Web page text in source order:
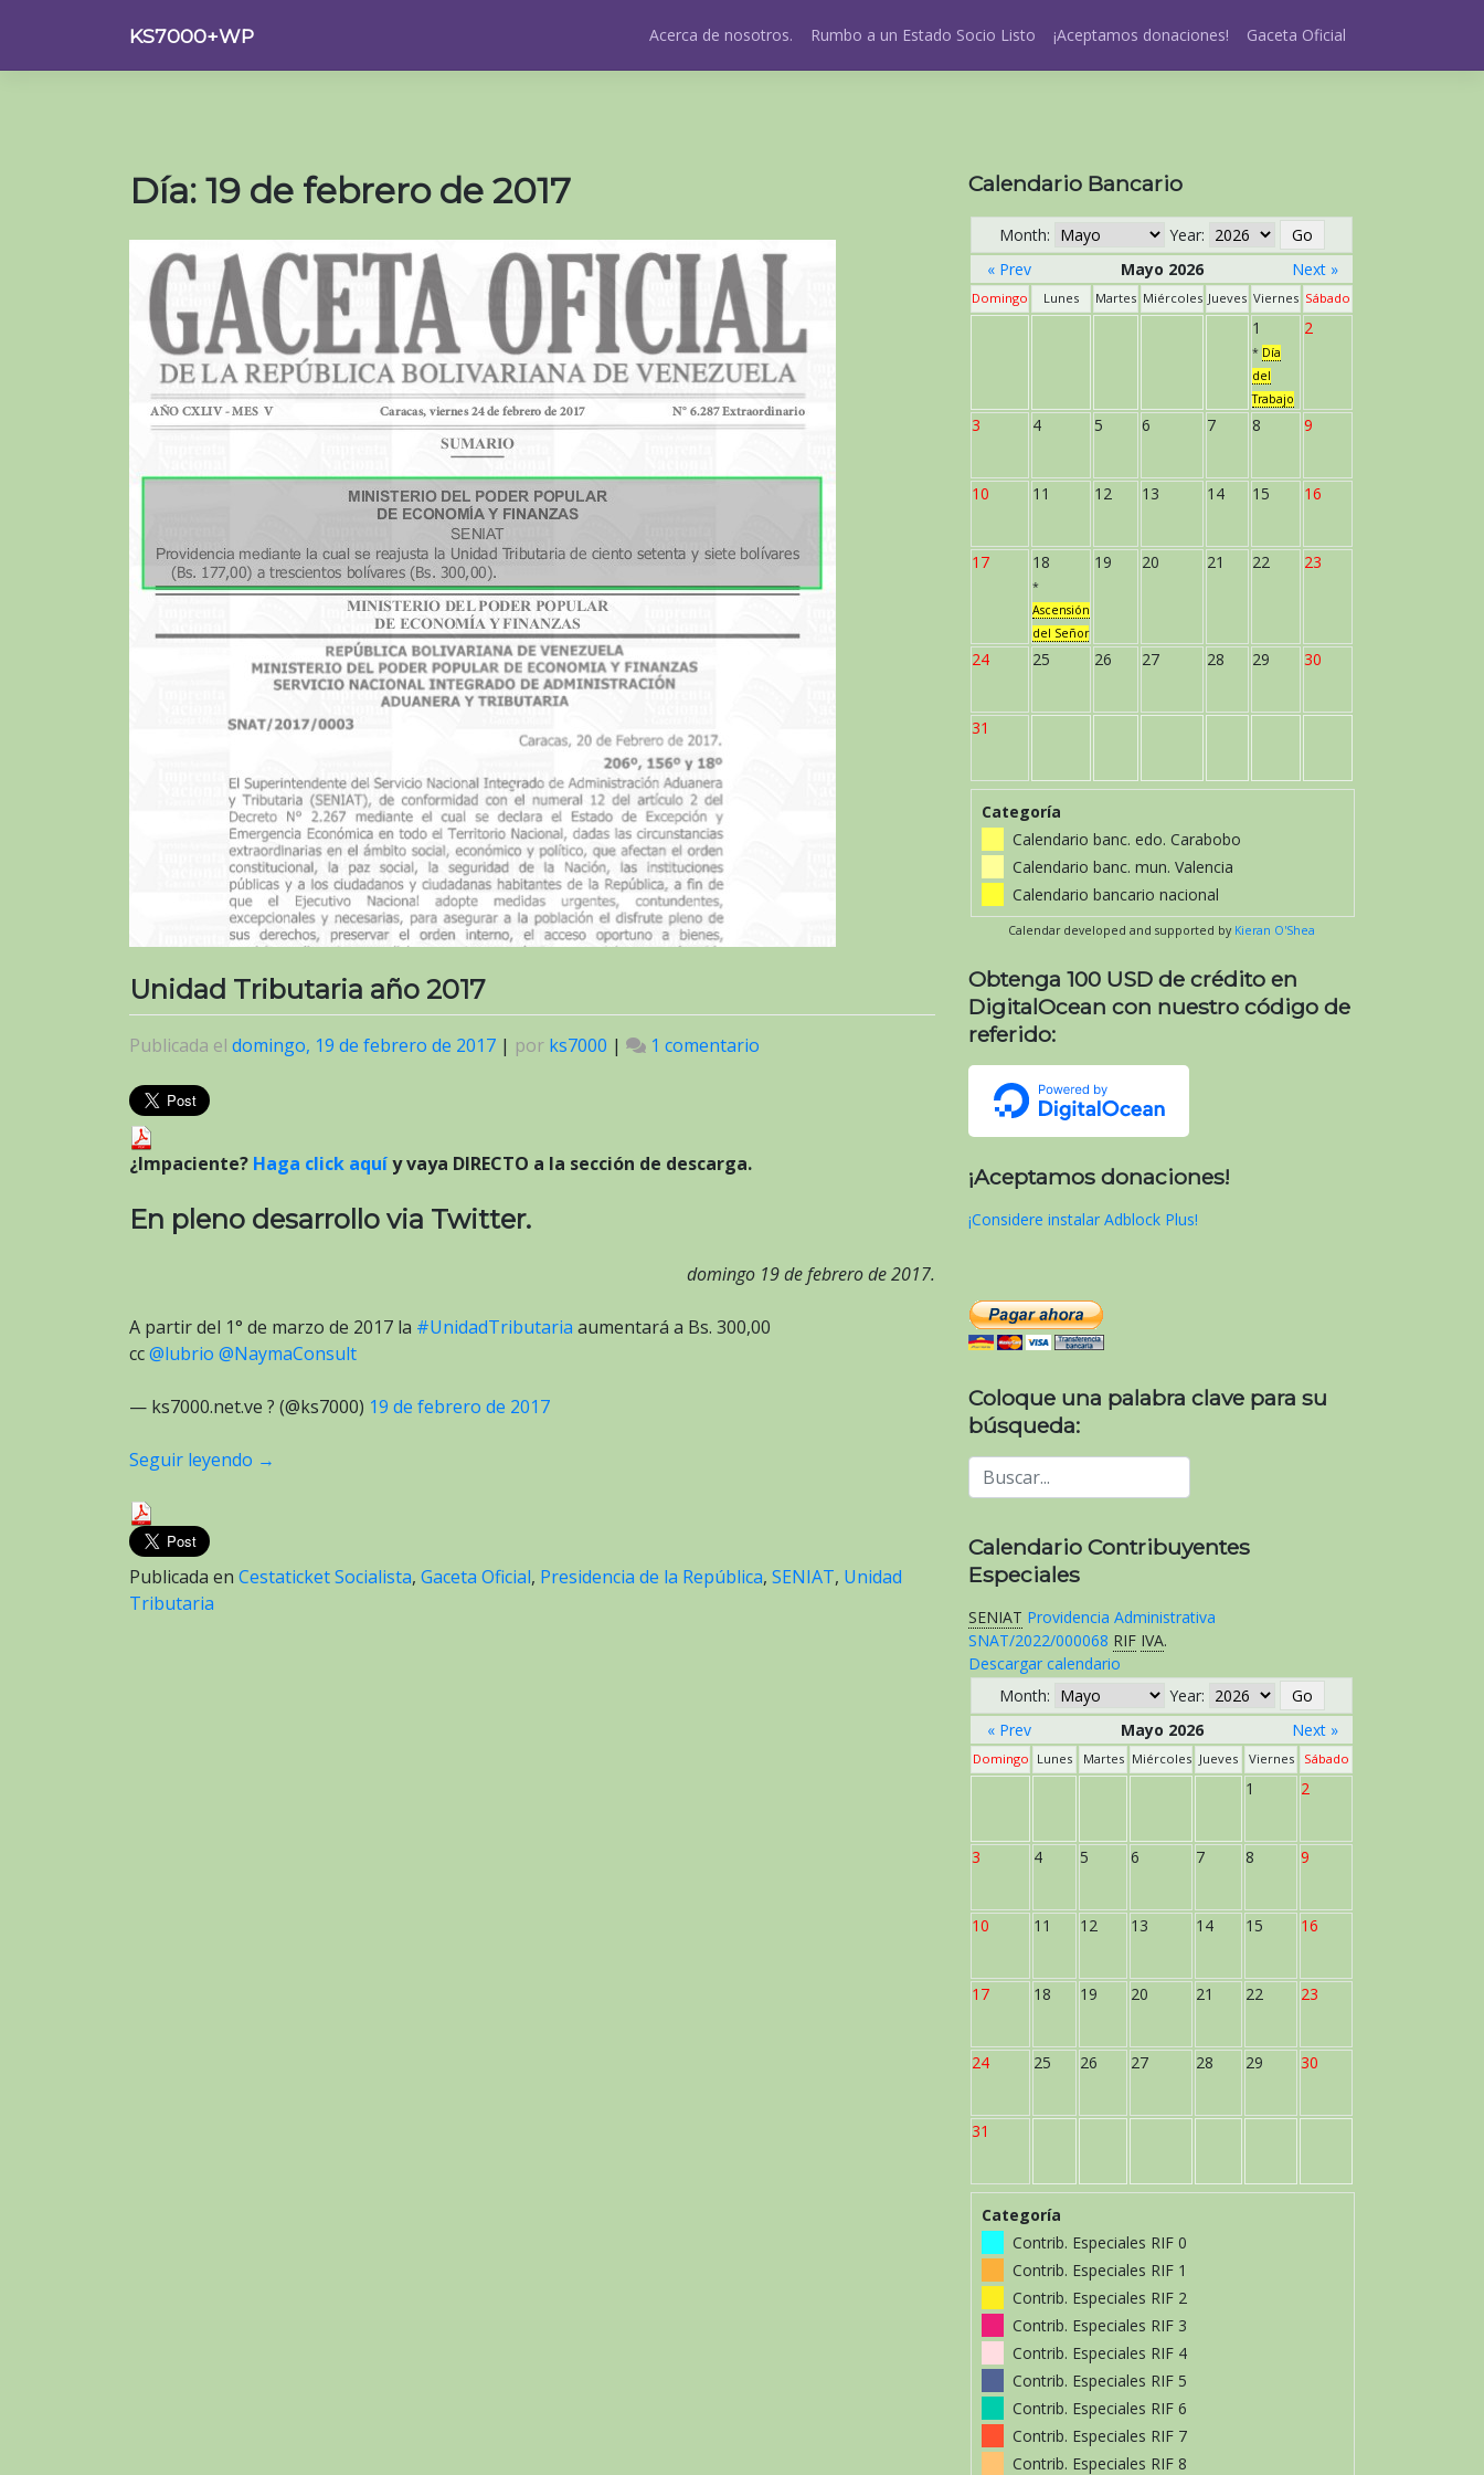
contenido
KS7000+WP Acerca de nosotros. Rumbo a un Estado Socio Listo ¡Aceptamos donaciones! Gaceta Oficial
Día: 19 de febrero de 2017
Unidad Tributaria año 2017
Publicada el domingo, 19 de febrero de 2017 | por ks7000 | 1 comentario
¿Impaciente? Haga click aquíy vaya DIRECTO a la sección de descarga.
En pleno desarrollo via Twitter.
domingo 19 de febrero de 2017.
A partir del 1° de marzo de 2017 la #UnidadTributaria aumentará a Bs. 300,00
cc@lubrio @NaymaConsult
— ks7000.net.ve ? (@ks7000) 19 de febrero de 2017
Seguir leyendo →
Publicada en Cestaticket Socialista, Gaceta Oficial, Presidencia de la República, SENIAT, Unidad
Tributaria
Calendario Bancario
Month:
Year:
« Prev
Mayo 2026 Next »
Domingo Lunes Martes Miércoles Jueves Viernes Sábado
1
* Día
del
Trabajo
2
3 4 5 6 7 8 9
10 11 12 13 14 15 16
17 18
*
Ascensión
del Señor
19 20 21 22 23
24 25 26 27 28 29 30
31
Categoría
Calendario banc. edo. Carabobo
Calendario banc. mun. Valencia
Calendario bancario nacional
Calendar developed and supported by Kieran O'Shea
Obtenga 100 USD de crédito en
DigitalOcean con nuestro código de
referido:
¡Aceptamos donaciones!
¡Considere instalar Adblock Plus!
Coloque una palabra clave para su
búsqueda:
Calendario Contribuyentes
Especiales
SENIAT Providencia Administrativa
SNAT/2022/000068 RIF IVA.
Descargar calendario
Month:
Year:
« Prev
Mayo 2026 Next »
Domingo Lunes Martes Miércoles Jueves Viernes Sábado
1 2
3 4 5 6 7 8 9
10 11 12 13 14 15 16
17 18 19 20 21 22 23
24 25 26 27 28 29 30
31
Categoría
Contrib. Especiales RIF 0
Contrib. Especiales RIF 1
Contrib. Especiales RIF 2
Contrib. Especiales RIF 3
Contrib. Especiales RIF 4
Contrib. Especiales RIF 5
Contrib. Especiales RIF 6
Contrib. Especiales RIF 7
Contrib. Especiales RIF 8